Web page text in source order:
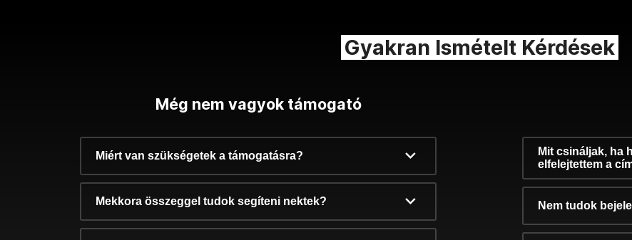
Gyakran Ismételt Kérdések
Még nem vagyok támogató
Miért van szükségetek a támogatásra?
Mekkora összeggel tudok segíteni nektek?
Mit csináljak, ha
elfelejtettem a
Nem tudok